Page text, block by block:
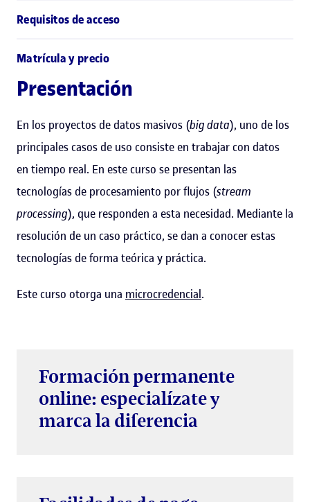
Requisitos de acceso
Matrícula y precio
Presentación
En los proyectos de datos masivos (big data), uno de los
principales casos de uso consiste en trabajar con datos
en tiempo real. En este curso se presentan las
tecnologías de procesamiento por flujos (stream
processing), que responden a esta necesidad. Mediante la
resolución de un caso práctico, se dan a conocer estas
tecnologías de forma teórica y práctica.
Este curso otorga una microcredencial.
Formación permanente
online: especialízate y
marca la diferencia